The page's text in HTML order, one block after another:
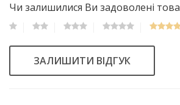
Чи залишилися Ви задоволені
ЗАЛИШИТИ ВІДГУК